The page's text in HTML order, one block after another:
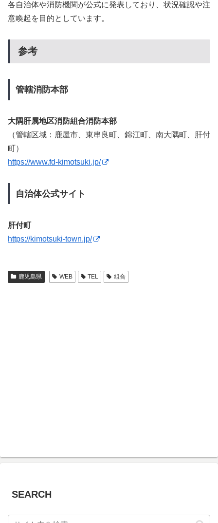
各自治体や消防機関が公式に発表しており、状況確認や注
意喚起を目的としています。
参考
管轄消防本部
大隅肝属地区消防組合消防本部
（管轄区域：鹿屋市、東串良町、錦江町、南大隅町、肝付
町）
https://www.fd-kimotsuki.jp/
自治体公式サイト
肝付町
https://kimotsuki-town.jp/
鹿児島県 WEB TEL 組合
SEARCH